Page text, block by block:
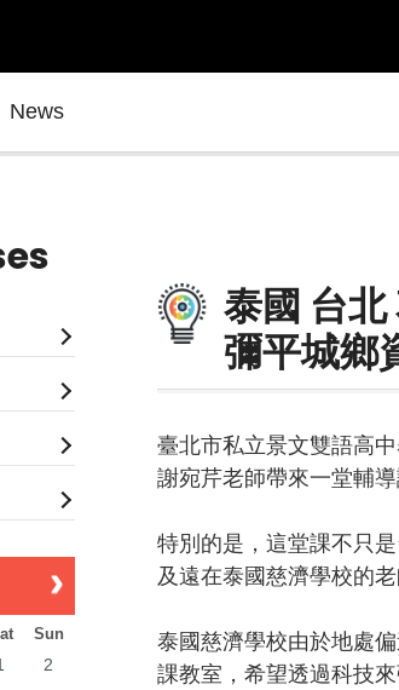
News
Sun
2
泰國 台
彌平城鄉
臺北市私立景文雙語高
謝宛芹老師帶來一堂輔
特別的是，這堂課不只
及遠在泰國慈濟學校的
泰國慈濟學校由於地處
課教室，希望透過科技